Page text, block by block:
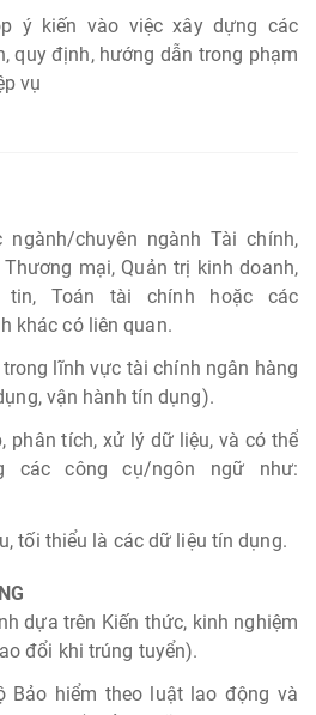
ý kiến vào việc xây dựng các
quy định, hướng dẫn trong phạm
vụ
chuyên ngành Tài chính,
mại, Quản trị kinh doanh,
tin, Toán tài chính hoặc các
khác có liên quan.
lĩnh vực tài chính ngân hàng
vận hành tín dụng).
phân tích, xử lý dữ liệu, và có thể
các công cụ/ngôn ngữ như:
tối thiểu là các dữ liệu tín dụng.
dựa trên Kiến thức, kinh nghiệm
đổi khi trúng tuyển).
Bảo hiểm theo luật lao động và